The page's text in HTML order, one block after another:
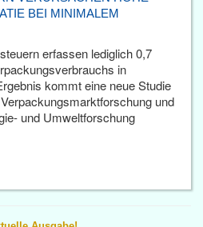
BEI MINIMALEM
erfassen lediglich 0,7
in
kommt eine neue Studie
und
und Umweltforschung